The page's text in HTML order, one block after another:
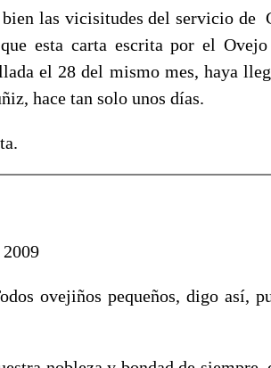
las vicisitudes del servicio de
esta carta escrita por el
el 28 del mismo mes, haya
hace tan solo unos días.
ovejiños pequeños, digo así,